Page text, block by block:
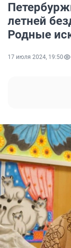
летней
Родные
17 июля 2024, 19:50